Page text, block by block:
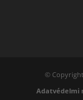
©
Adatvédelmi